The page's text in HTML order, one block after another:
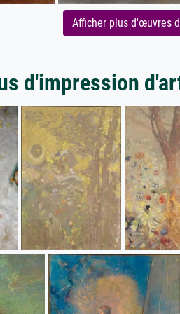
Afficher plus d'œuvres
d'impression